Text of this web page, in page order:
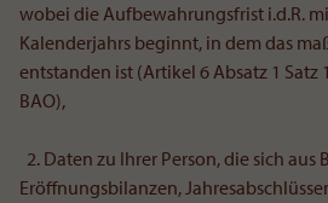
wobei die Aufbewahrungsfrist i.d.R.
Kalenderjahrs beginnt, in dem das
entstanden ist (Artikel 6 Absatz 1 Satz
BAO),
2. Daten zu Ihrer Person, die sich aus
Eröffnungsbilanzen,